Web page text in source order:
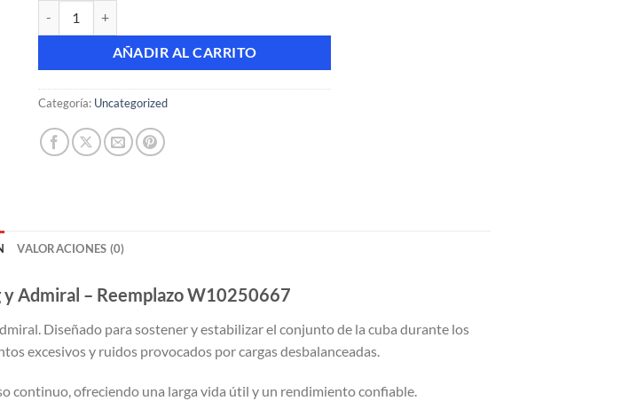
AÑADIR AL CARRITO
Categoría: Uncategorized
VALORACIONES (0)
Admiral – Reemplazo W10250667
Diseñado para sostener y estabilizar el conjunto de la cuba durante los
excesivos y ruidos provocados por cargas desbalanceadas.
continuo, ofreciendo una larga vida útil y un rendimiento confiable.